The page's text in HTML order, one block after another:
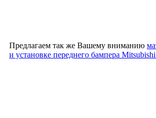
Предлагаем так же Вашему вниманию
и установке переднего бампера